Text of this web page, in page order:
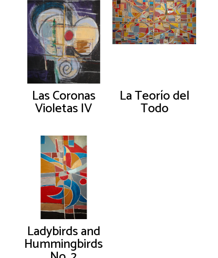
Las Coronas
Violetas IV
La Teorío del
Todo
Ladybirds and
Hummingbirds